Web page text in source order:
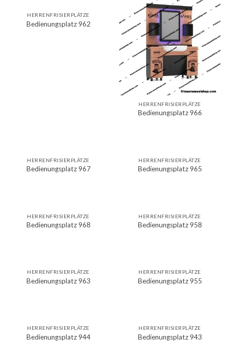
HERRENFRISIERPLÄTZE
Bedienungsplatz 962
HERRENFRISIERPLÄTZE
Bedienungsplatz 966
HERRENFRISIERPLÄTZE
Bedienungsplatz 967
HERRENFRISIERPLÄTZE
Bedienungsplatz 965
HERRENFRISIERPLÄTZE
Bedienungsplatz 968
HERRENFRISIERPLÄTZE
Bedienungsplatz 958
HERRENFRISIERPLÄTZE
Bedienungsplatz 963
HERRENFRISIERPLÄTZE
Bedienungsplatz 955
HERRENFRISIERPLÄTZE
Bedienungsplatz 944
HERRENFRISIERPLÄTZE
Bedienungsplatz 943